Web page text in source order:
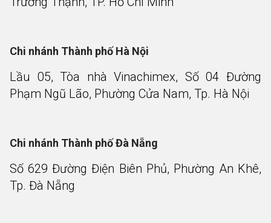
Chi nhánh Thành phố Hà Nội
Lầu 05, Tòa nhà Vinachimex, Số 04 Đường
Phạm Ngũ Lão, Phường Cửa Nam, Tp. Hà Nội
Chi nhánh Thành phố Đà Nẵng
Số 629 Đường Điện Biên Phủ, Phường An Khê,
Tp. Đà Nẵng